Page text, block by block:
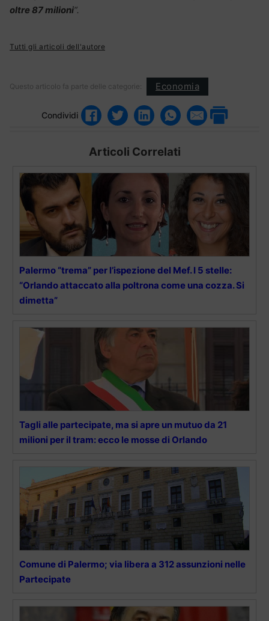
oltre 87 milioni“.
Tutti gli articoli dell'autore
Questo articolo fa parte delle categorie: Economia
Condividi
Articoli Correlati
Palermo “trema” per l’ispezione del Mef. I 5 stelle:
“Orlando attaccato alla poltrona come una cozza. Si
dimetta”
Tagli alle partecipate, ma si apre un mutuo da 21
milioni per il tram: ecco le mosse di Orlando
Comune di Palermo; via libera a 312 assunzioni nelle
Partecipate